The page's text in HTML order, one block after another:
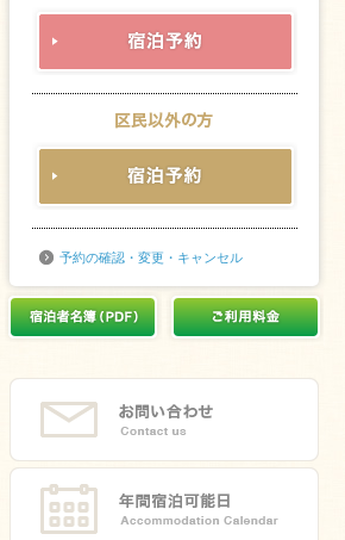
予約の確認・変更・キャンセル